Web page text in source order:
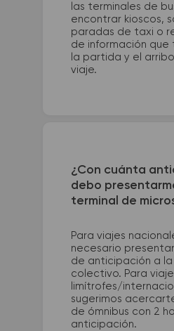
las terminales de
encontrar kioscos,
paradas de taxi o
de información que
la partida y el
viaje.
¿Con cuánta
debo
terminal de
Para viajes
necesario
de anticipación a la
colectivo. Para
limítrofes/
sugerimos
de ómnibus con 2
anticipación.